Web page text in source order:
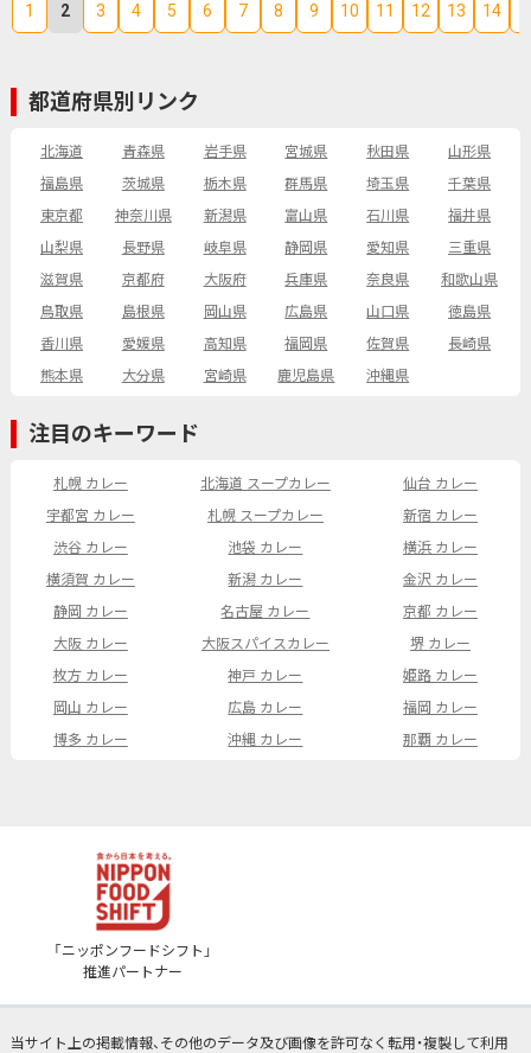
1 2 3 4 5 6 7 8 9 10 11 12 13 14
都道府県別リンク
北海道 青森県 岩手県 宮城県 秋田県
山形県
福島県
茨城県 栃木県 群馬県 埼玉県
千葉県
東京都
神奈川県 新潟県 富山県 石川県
福井県
山梨県
長野県 岐阜県 静岡県 愛知県
三重県
滋賀県
京都府 大阪府 兵庫県 奈良県
和歌山県
鳥取県
島根県 岡山県 広島県 山口県
徳島県
香川県
愛媛県 高知県 福岡県 佐賀県
長崎県
熊本県
大分県 宮崎県 鹿児島県 沖縄県
注目のキーワード
札幌 カレー 北海道 スープカレー
仙台 カレー
宇都宮 カレー
札幌 スープカレー
新宿 カレー
渋谷 カレー
池袋 カレー
横浜 カレー
横須賀 カレー
新潟 カレー
金沢 カレー
静岡 カレー
名古屋 カレー
京都 カレー
大阪 カレー
大阪スパイスカレー
堺 カレー
枚方 カレー
神戸 カレー
姫路 カレー
岡山 カレー
広島 カレー
福岡 カレー
博多 カレー
沖縄 カレー 那覇 カレー
「ニッポンフードシフト」
推進パートナー
当サイト上の掲載情報、その他のデータ及び画像を許可なく転用・複製して利用